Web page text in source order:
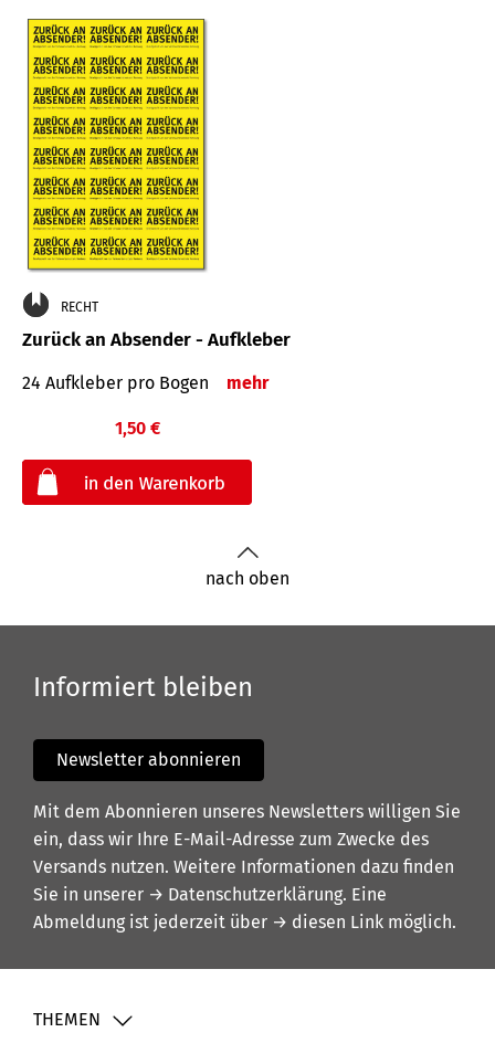
RECHT
Zurück an Absender - Aufkleber
24 Aufkleber pro Bogen mehr
1,50 €
nach oben
Informiert bleiben
Newsletter abonnieren
Mit dem Abonnieren unseres Newsletters willigen Sie
ein, dass wir Ihre E-Mail-Adresse zum Zwecke des
Versands nutzen. Weitere Informationen dazu finden
Sie in unserer → Datenschutzerklärung. Eine
Abmeldung ist jederzeit über → diesen Link möglich.
THEMEN